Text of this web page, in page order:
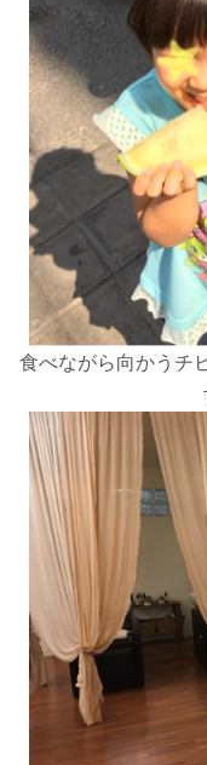
食べながら向かうチ